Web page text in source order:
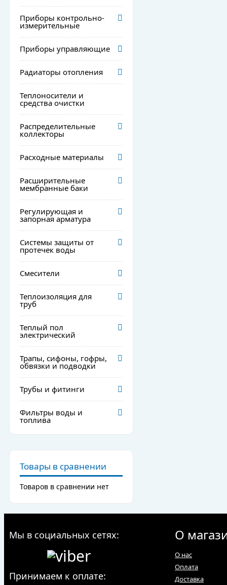
Приборы контрольно-
измерительные
Приборы управляющие
Радиаторы отопления
Теплоносители и
средства очистки
Распределительные
коллекторы
Расходные материалы
Расширительные
мембранные баки
Регулирующая и
запорная арматура
Системы защиты от
протечек воды
Смесители
Теплоизоляция для
труб
Теплый пол
электрический
Трапы, сифоны, гофры,
обвязки и подводки
Трубы и фитинги
Фильтры воды и
топлива
Товары в сравнении
Товаров в сравнении нет
Мы в социальных сетях:
Принимаем к оплате:
О
О нас
Оплата
Доставка